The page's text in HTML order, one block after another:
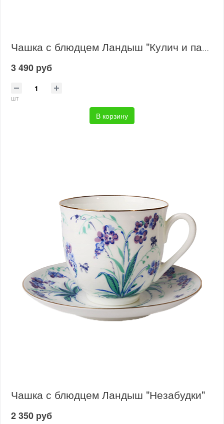
Чашка с блюдцем Ландыш "Кулич и пасха"
3 490 руб
шт
В корзину
Чашка с блюдцем Ландыш "Незабудки"
2 350 руб